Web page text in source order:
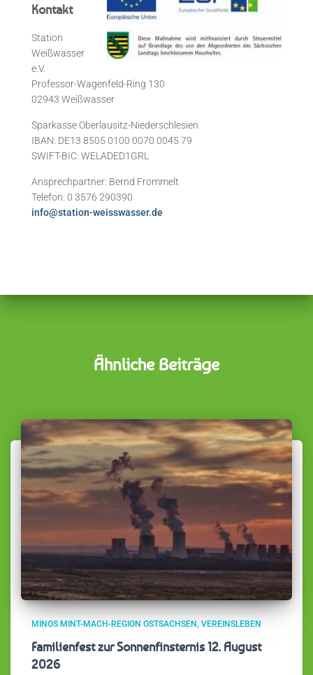
Kontakt
Station
Weißwasser
e.V.
Professor-Wagenfeld-Ring 130
02943 Weißwasser
Sparkasse Oberlausitz-Niederschlesien
IBAN: DE13 8505 0100 0070 0045 79
SWIFT-BIC: WELADED1GRL
Ansprechpartner: Bernd Frommelt
Telefon: 0 3576 290390
info@station-weisswasser.de
Ähnliche Beiträge
MINOS MINT-MACH-REGION OSTSACHSEN VEREINSLEBEN
Familienfest zur Sonnenfinsternis 12. August
2026